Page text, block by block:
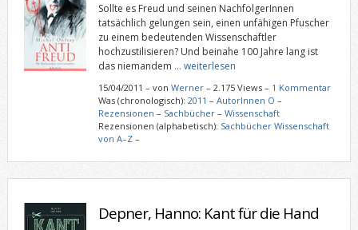
Sollte es Freud und seinen NachfolgerInnen
tatsächlich gelungen sein, einen unfähigen Pfuscher
zu einem bedeutenden Wissenschaftler
hochzustilisieren? Und beinahe 100 Jahre lang ist
das niemandem … weiterlesen
15/04/2011 – von Werner– 2.175 Views – 1 Kommentar
Was (chronologisch): 2011 – AutorInnen O –
Rezensionen – Sachbücher– Wissenschaft
Rezensionen (alphabetisch): Sachbücher Wissenschaft
von A–Z–
Depner, Hanno: Kant für die Hand